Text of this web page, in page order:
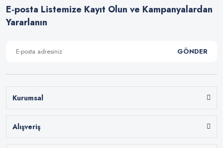
E-posta Listemize Kayıt Olun ve Kampanyalardan
Yararlanın
GÖNDER
Kurumsal
Alışveriş